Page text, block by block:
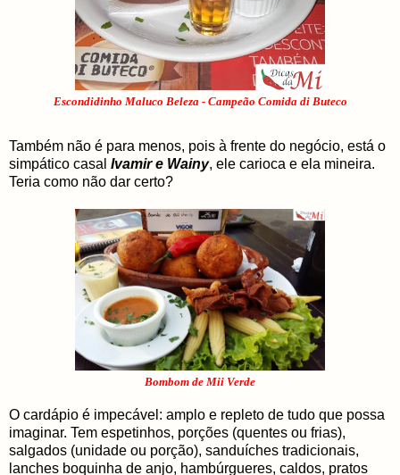
Escondidinho Maluco Beleza - Campeão Comida di Buteco
Também não é para menos, pois à frente do negócio, está o
simpático casal Ivamir e Wainy, ele carioca e ela mineira.
Teria como não dar certo?
Bombom de Mii Verde
O cardápio é impecável: amplo e repleto de tudo que possa
imaginar. Tem espetinhos, porções (quentes ou frias),
salgados (unidade ou porção), sanduíches tradicionais,
lanches boquinha de anjo, hambúrgueres, caldos, pratos